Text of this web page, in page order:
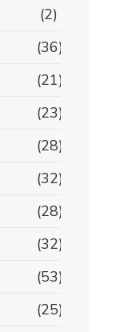
(2)
(36)
(21)
(23)
(28)
(32)
(28)
(32)
(53)
(25)